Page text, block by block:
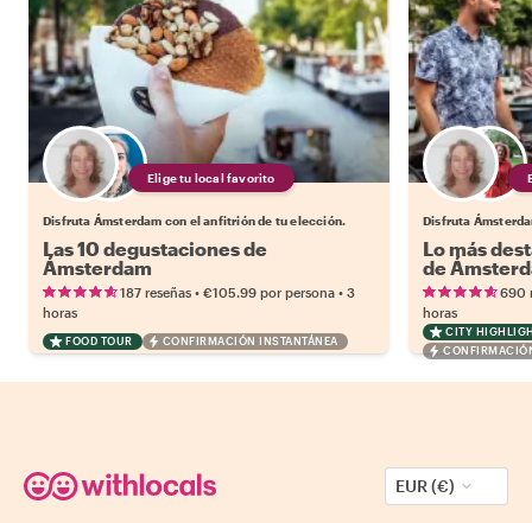
Elige tu local favorito
Disfruta Ámsterdam con el anfitrión de tu elección.
Las 10 degustaciones de
Ámsterdam
187 reseñas • €105.99 por persona • 3
horas
FOOD TOUR CONFIRMACIÓN INSTANTÁNEA
Disfruta
Lo más
de
690
horas
CITY
EUR (€)